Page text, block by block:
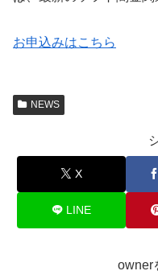
お申込みはこちら
NEWS
X
LINE
owner